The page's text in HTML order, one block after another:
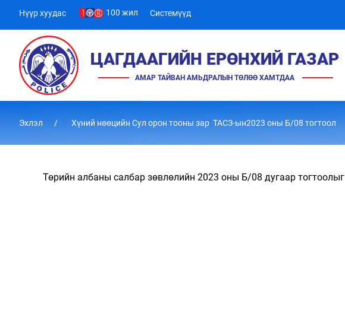
Нүүр хуудас 100 жил Системүүд
ЦАГДААГИЙН ЕРӨНХИЙ ГАЗАР
АМАР ТАЙВАН АМЬДРАЛЫН ТӨЛӨӨ ХАМТДАА
Эхлэл Хүний нөөцийн Сул орон тооны зар ТАСЗ-ын2023 оны Б/08 тогтоол
Төрийн албаны салбар зөвлөлийн 2023 оны Б/08 дугаар тогтоолыг